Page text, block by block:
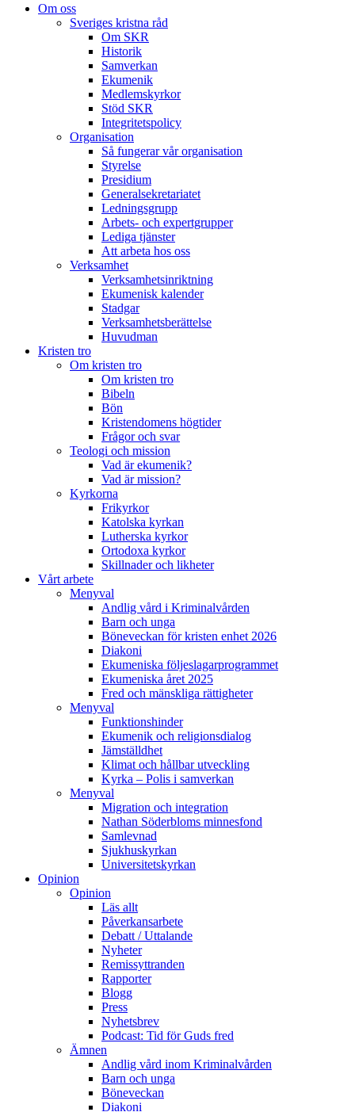
Om oss
Sveriges kristna råd
Om SKR
Historik
Samverkan
Ekumenik
Medlemskyrkor
Stöd SKR
Integritetspolicy
Organisation
Så fungerar vår organisation
Styrelse
Presidium
Generalsekretariatet
Ledningsgrupp
Arbets- och expertgrupper
Lediga tjänster
Att arbeta hos oss
Verksamhet
Verksamhetsinriktning
Ekumenisk kalender
Stadgar
Verksamhetsberättelse
Huvudman
Kristen tro
Om kristen tro
Om kristen tro
Bibeln
Bön
Kristendomens högtider
Frågor och svar
Teologi och mission
Vad är ekumenik?
Vad är mission?
Kyrkorna
Frikyrkor
Katolska kyrkan
Lutherska kyrkor
Ortodoxa kyrkor
Skillnader och likheter
Vårt arbete
Menyval
Andlig vård i Kriminalvården
Barn och unga
Böneveckan för kristen enhet 2026
Diakoni
Ekumeniska följeslagarprogrammet
Ekumeniska året 2025
Fred och mänskliga rättigheter
Menyval
Funktionshinder
Ekumenik och religionsdialog
Jämställdhet
Klimat och hållbar utveckling
Kyrka – Polis i samverkan
Menyval
Migration och integration
Nathan Söderbloms minnesfond
Samlevnad
Sjukhuskyrkan
Universitetskyrkan
Opinion
Opinion
Läs allt
Påverkansarbete
Debatt / Uttalande
Nyheter
Remissyttranden
Rapporter
Blogg
Press
Nyhetsbrev
Podcast: Tid för Guds fred
Ämnen
Andlig vård inom Kriminalvården
Barn och unga
Böneveckan
Diakoni